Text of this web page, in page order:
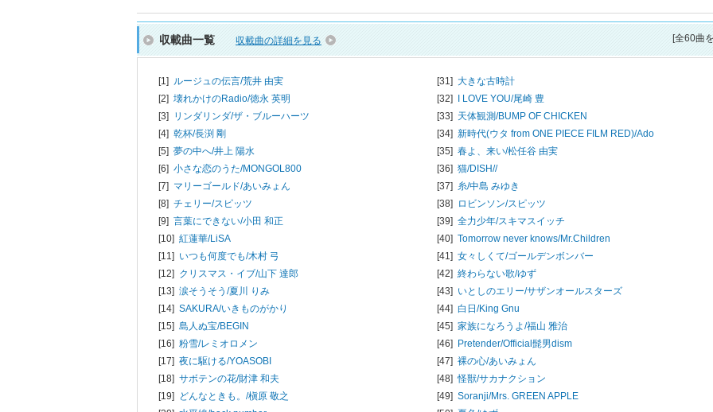
収載曲一覧 収載曲の詳細を見る [全60曲
[1] ルージュの伝言/荒井 由実
[2] 壊れかけのRadio/徳永 英明
[3] リンダリンダ/ザ・ブルーハーツ
[4] 乾杯/長渕 剛
[5] 夢の中へ/井上 陽水
[6] 小さな恋のうた/MONGOL800
[7] マリーゴールド/あいみょん
[8] チェリー/スピッツ
[9] 言葉にできない/小田 和正
[10] 紅蓮華/LiSA
[11] いつも何度でも/木村 弓
[12] クリスマス・イブ/山下 達郎
[13] 涙そうそう/夏川 りみ
[14] SAKURA/いきものがかり
[15] 島人ぬ宝/BEGIN
[16] 粉雪/レミオロメン
[17] 夜に駆ける/YOASOBI
[18] サボテンの花/財津 和夫
[19] どんなときも。/槇原 敬之
[31] 大きな古時計
[32] I LOVE YOU/尾崎 豊
[33] 天体観測/BUMP OF CHICKEN
[34] 新時代(ウタ from ONE PIECE FILM RED)/Ado
[35] 春よ、来い/松任谷 由実
[36] 猫/DISH//
[37] 糸/中島 みゆき
[38] ロビンソン/スピッツ
[39] 全力少年/スキマスイッチ
[40] Tomorrow never knows/Mr.Children
[41] 女々しくて/ゴールデンボンバー
[42] 終わらない歌/ゆず
[43] いとしのエリー/サザンオールスターズ
[44] 白日/King Gnu
[45] 家族になろうよ/福山 雅治
[46] Pretender/Official髭男dism
[47] 裸の心/あいみょん
[48]怪獣/サカナクション
[49] Soranji/Mrs. GREEN APPLE